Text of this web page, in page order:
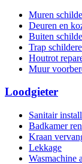
Muren
Deuren en
Buiten
Trap
Houtrot
Muur
Loodgieter
Sanitair
Badkamer
Kraan
Lekkage
Wasmachine